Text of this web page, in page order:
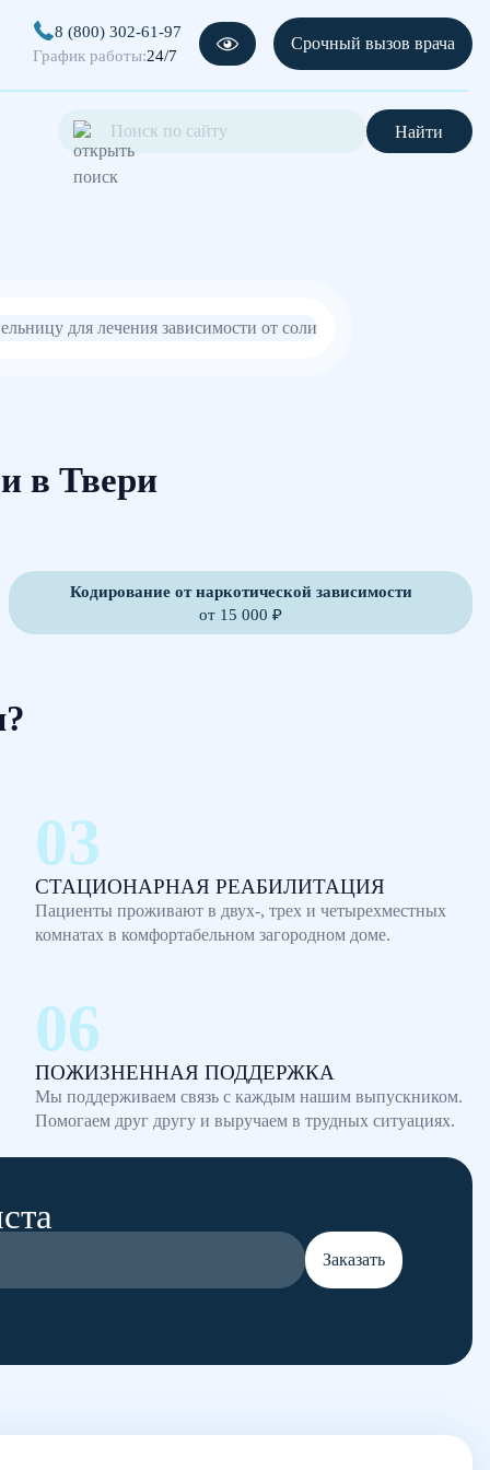
8 (800) 302-61-97
График работы:24/7
Срочный вызов врача
Найти
в Твери
Кодирование от наркотической зависимости
от 15 000 ₽
СТАЦИОНАРНАЯ РЕАБИЛИТАЦИЯ
Пациенты проживают в двух-, трех и четырехместных
комнатах в комфортабельном загородном доме.
ПОЖИЗНЕННАЯ ПОДДЕРЖКА
Мы поддерживаем связь с каждым нашим выпускником.
Помогаем друг другу и выручаем в трудных ситуациях.
Заказать